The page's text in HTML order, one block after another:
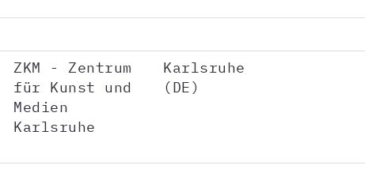
ZKM - Zentrum
für Kunst und
Medien
Karlsruhe
Karlsruhe
(DE)